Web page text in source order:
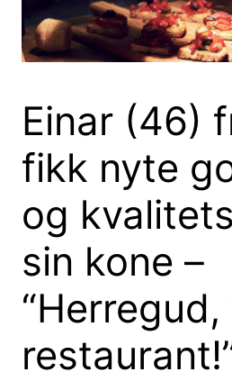
Einar (46)
fikk nyte
og
sin kone –